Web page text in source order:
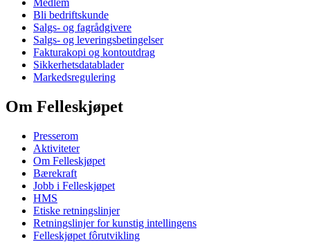
Bli bedriftskunde
Salgs- og fagrådgivere
Salgs- og leveringsbetingelser
Fakturakopi og kontoutdrag
Sikkerhetsdatablader
Markedsregulering
Om Felleskjøpet
Presserom
Aktiviteter
Om Felleskjøpet
Bærekraft
Jobb i Felleskjøpet
HMS
Etiske retningslinjer
Retningslinjer for kunstig intellingens
Felleskjøpet fôrutvikling